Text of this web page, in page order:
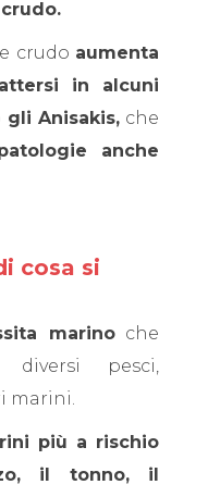
crudo aumenta
in alcuni
gli Anisakis,che
anche
cosa si
marinoche
pesci,
marini.
più a rischio
il tonno, il